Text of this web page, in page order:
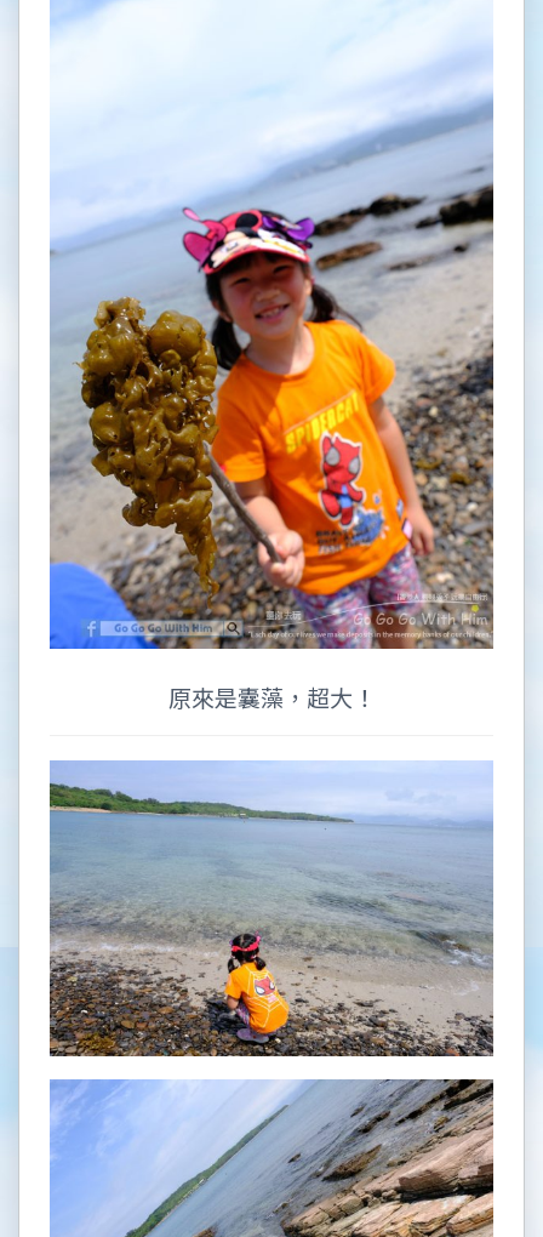
原來是囊藻，超大！